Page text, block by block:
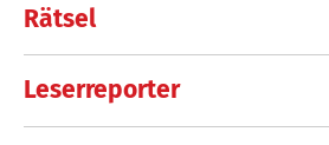
Rätsel
Leserreporter